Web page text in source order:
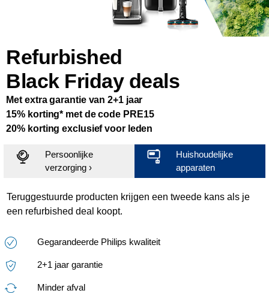
Refurbished
Black Friday deals
Met extra garantie van 2+1 jaar
15% korting* met de code PRE15
20% korting exclusief voor leden
Persoonlijke
verzorging ›
Huishoudelijke
apparaten
Teruggestuurde producten krijgen een tweede kans als je
een refurbished deal koopt.
Gegarandeerde Philips kwaliteit
2+1 jaar garantie
Minder afval